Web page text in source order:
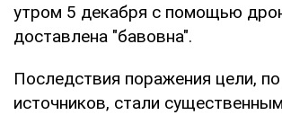
утром 5 декабря с помощью
доставлена "бавовна".
Последствия поражения цели,
источников, стали